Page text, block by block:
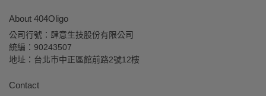
About 404Oligo
公司行號：肆意生技股份有限公司
統編：90243507
地址：台北市中正區館前路2號12樓
Contact